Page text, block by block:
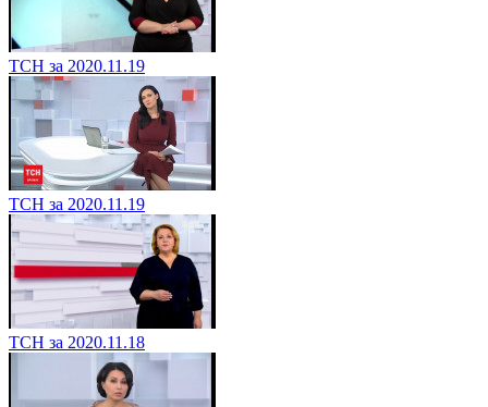
ТСН за 2020.11.19
ТСН за 2020.11.19
ТСН за 2020.11.18